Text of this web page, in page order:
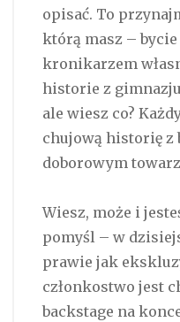
opisać. To
którą masz –
kronikarzem
historie z
ale wiesz co?
chujową historię z
doborowym
Wiesz, może i
pomyśl – w
prawie jak
członkostwo jest
backstage na